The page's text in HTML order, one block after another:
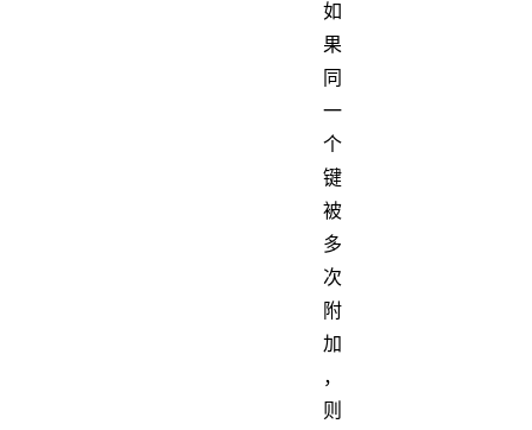
如
果
同
一
个
键
被
多
次
附
加
，
则